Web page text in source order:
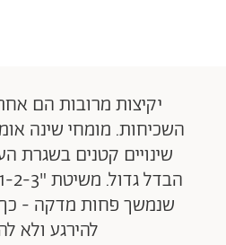
יקיצות מרובות הם
השכיחות. מומחי שינה
שינויים קטנים בשגרת
שנמשך פחות מדקה - כך
להירגע ולא